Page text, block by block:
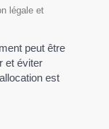
légale et
peut être
et éviter
est